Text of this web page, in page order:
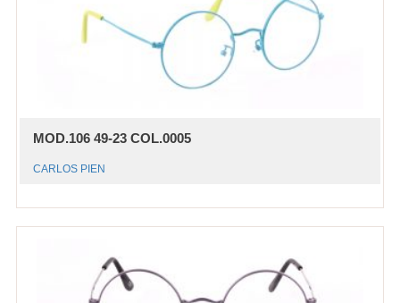
MOD.106 49-23 COL.0005
CARLOS PIEN